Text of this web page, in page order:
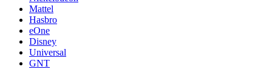
Mattel
Hasbro
eOne
Disney
Universal
GNT